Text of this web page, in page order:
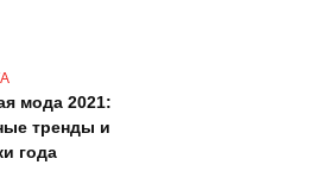
мода 2021:
тренды и
года